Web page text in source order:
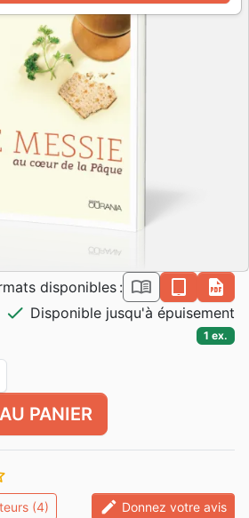
disponibles : book_open epub
pdf
check Disponible jusqu'à épuisement
1 ex.
PANIER
(4) edit Donnez votre avis